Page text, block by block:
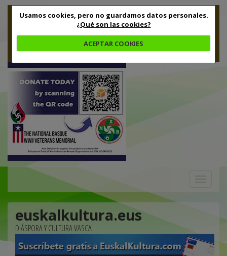
Usamos cookies, pero no guardamos datos personales.
¿Qué son las cookies?
ACEPTAR COOKIES
euskalkultura.eus
DIÁSPORA Y CULTURA VASCA